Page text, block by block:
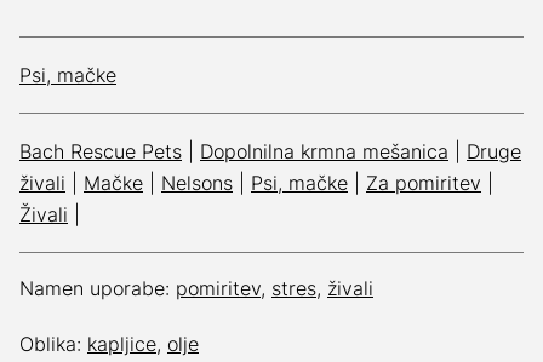
Psi, mačke
Bach Rescue Pets Dopolnilna krmna mešanica
Druge
živali
Mačke Nelsons Psi, mačke Za pomiritev
Živali
Namen uporabe: pomiritev, stres, živali
Oblika: kapljice, olje